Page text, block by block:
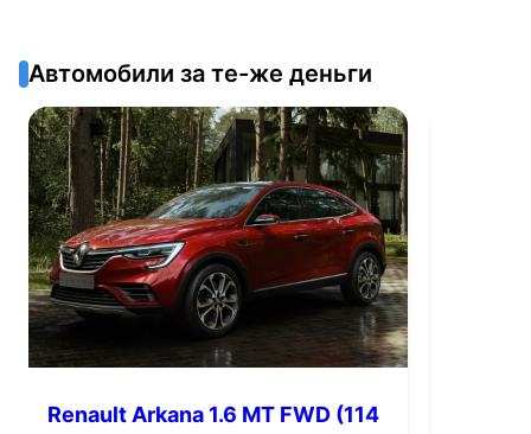
Автомобили за те-же деньги
Renault Arkana 1.6 MT FWD (114